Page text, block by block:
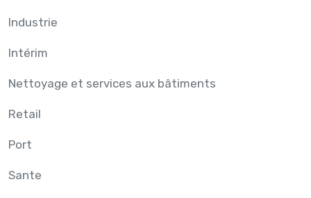
Industrie
Intérim
Nettoyage et services aux bâtiments
Retail
Port
Sante